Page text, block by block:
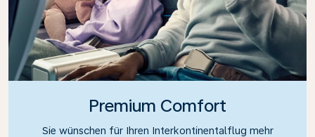
Premium Comfort
Sie wünschen für Ihren Interkontinentalflug mehr